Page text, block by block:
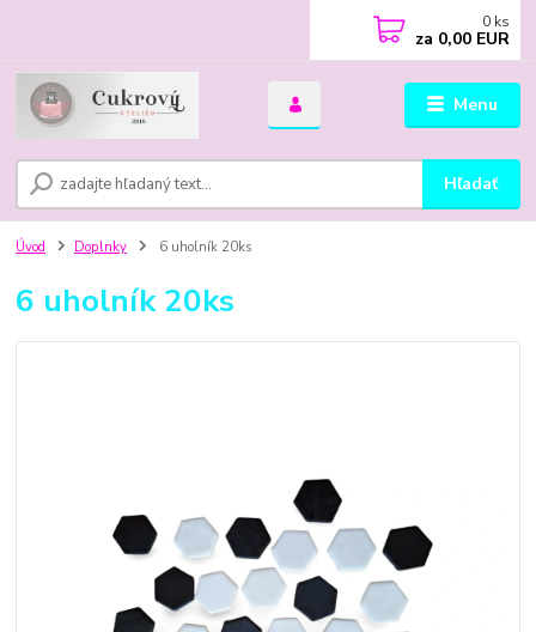
Menu
Hľadať
0 ks
za 0,00 EUR
Úvod Doplnky 6 uholník 20ks
6 uholník 20ks